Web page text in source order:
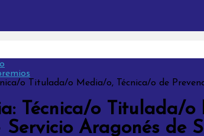
o Titulada/o Media/o, Técnica/o de
Técnica/o Titulada/o
Servicio Aragonés de